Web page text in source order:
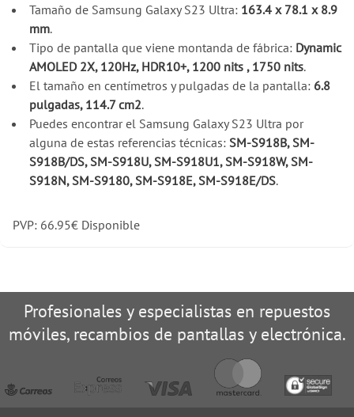
Tamaño de Samsung Galaxy S23 Ultra: 163.4 x 78.1 x 8.9
mm.
Tipo de pantalla que viene montanda de fábrica: Dynamic
AMOLED 2X, 120Hz, HDR10+, 1200 nits , 1750 nits.
El tamaño en centímetros y pulgadas de la pantalla: 6.8
pulgadas, 114.7 cm2.
Puedes encontrar el Samsung Galaxy S23 Ultra por
alguna de estas referencias técnicas: SM-S918B, SM-
S918B/DS, SM-S918U, SM-S918U1, SM-S918W, SM-
S918N, SM-S9180, SM-S918E, SM-S918E/DS.
PVP: 66.95€ Disponible
Profesionales y especialistas en repuestos
móviles, recambios de pantallas y electrónica.